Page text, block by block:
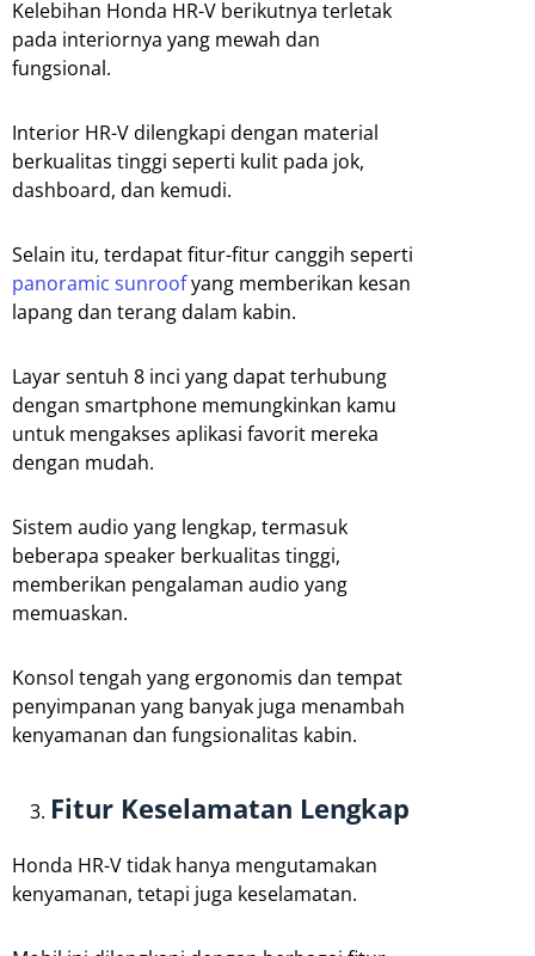
Kelebihan Honda HR-V berikutnya terletak
pada interiornya yang mewah dan
fungsional.
Interior HR-V dilengkapi dengan material
berkualitas tinggi seperti kulit pada jok,
dashboard, dan kemudi.
Selain itu, terdapat fitur-fitur canggih seperti
panoramic sunroofyang memberikan kesan
lapang dan terang dalam kabin.
Layar sentuh 8 inci yang dapat terhubung
dengan smartphone memungkinkan kamu
untuk mengakses aplikasi favorit mereka
dengan mudah.
Sistem audio yang lengkap, termasuk
beberapa speaker berkualitas tinggi,
memberikan pengalaman audio yang
memuaskan.
Konsol tengah yang ergonomis dan tempat
penyimpanan yang banyak juga menambah
kenyamanan dan fungsionalitas kabin.
Fitur Keselamatan Lengkap
Honda HR-V tidak hanya mengutamakan
kenyamanan, tetapi juga keselamatan.